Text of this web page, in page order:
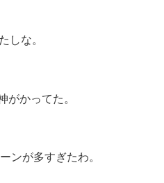
しな。
がかってた。
ンが多すぎたわ。